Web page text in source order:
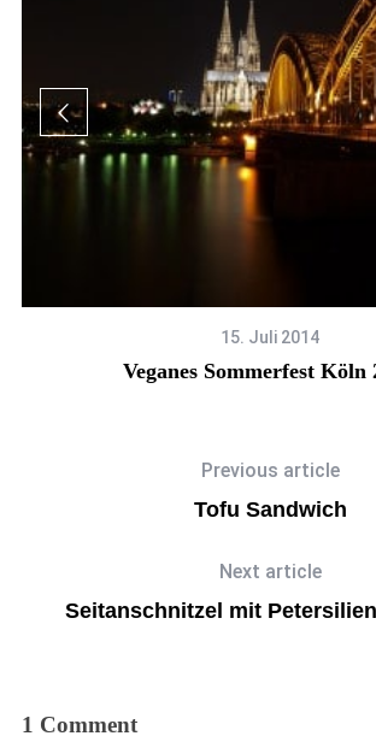
15. Juli 2014
Veganes Sommerfest Köln
Previous article
Tofu Sandwich
Next article
Seitanschnitzel mit
1 Comment